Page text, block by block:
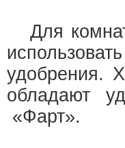
Для
удобрения.
обладают
«Фарт».